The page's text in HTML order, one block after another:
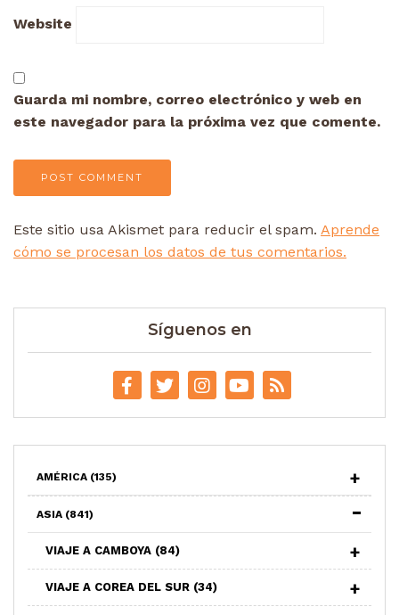
Website
Guarda mi nombre, correo electrónico y web en
este navegador para la próxima vez que comente.
Este sitio usa Akismet para reducir el spam. Aprende
cómo se procesan los datos de tus comentarios.
Síguenos en
AMÉRICA (135)
ASIA (841)
VIAJE A CAMBOYA (84)
VIAJE A COREA DEL SUR (34)